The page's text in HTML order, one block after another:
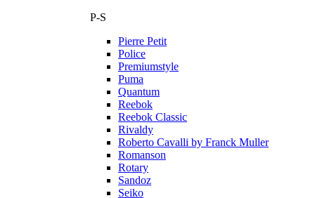
P-S
Pierre Petit
Police
Premiumstyle
Puma
Quantum
Reebok
Reebok Classic
Rivaldy
Roberto Cavalli by Franck Muller
Romanson
Rotary
Sandoz
Seiko